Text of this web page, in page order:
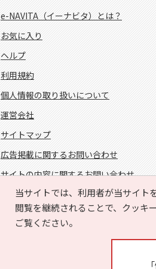
当サイトでは、利用者が当サイト
閲覧を継続されることで、クッキ
ご覧ください。
e-NAVITA（イーナビタ）とは？
お気に入り
ヘルプ
利用規約
個人情報の取り扱いについて
運営会社
サイトマップ
広告掲載に関するお問い合わせ
サイトの内容に関するお問い合わせ
FOLLOW US!